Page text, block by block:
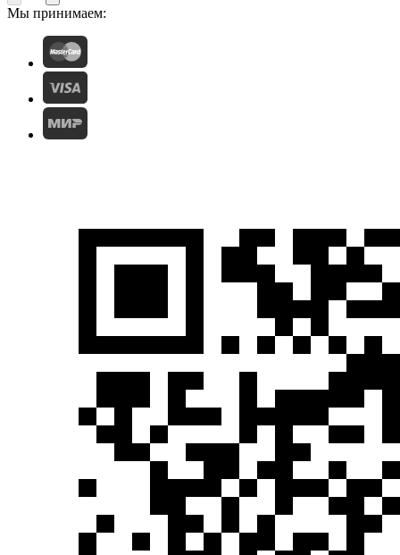
Мы принимаем: